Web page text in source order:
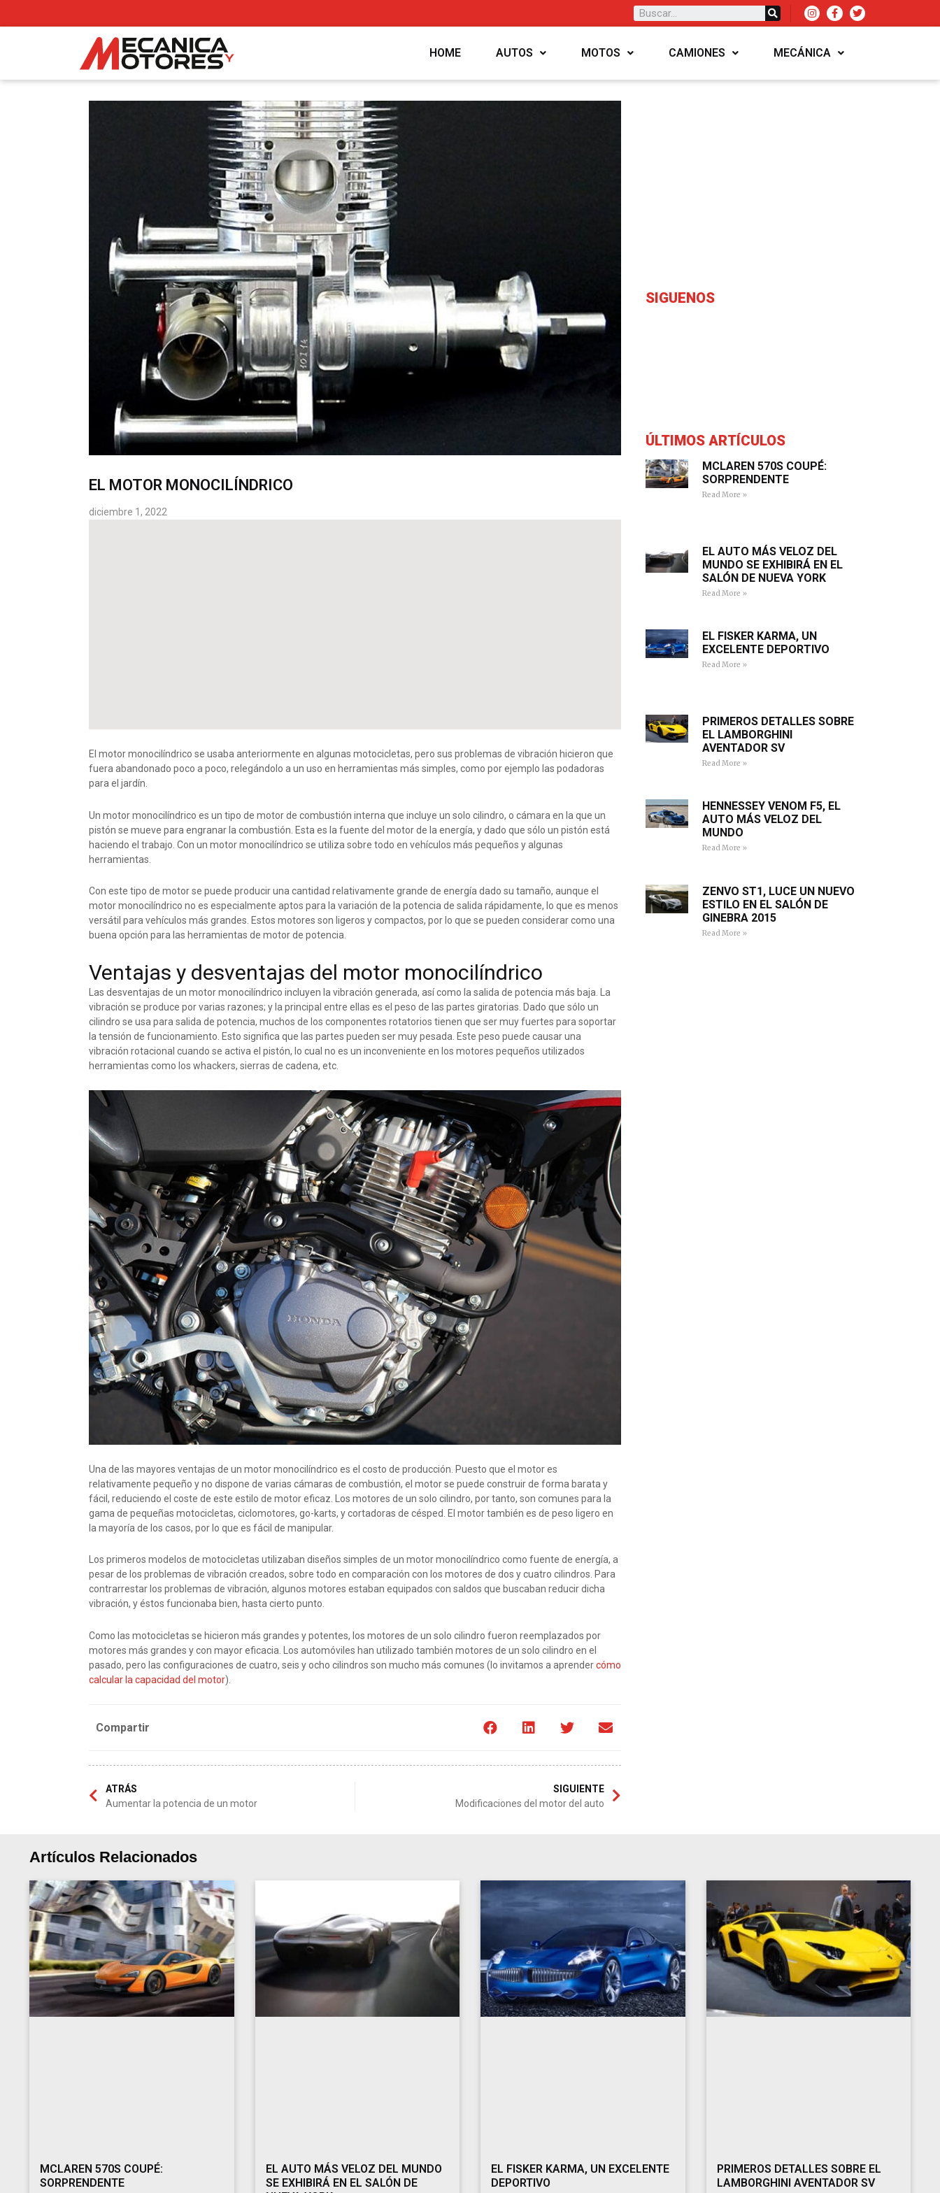
HOME AUTOS MOTOS CAMIONES MECÁNICA
EL MOTOR MONOCILÍNDRICO
diciembre 1, 2022
El motor monocilíndrico se usaba anteriormente en algunas motocicletas, pero sus problemas de vibración hicieron que
fuera abandonado poco a poco, relegándolo a un uso en herramientas más simples, como por ejemplo las podadoras
para el jardín.
Un motor monocilíndrico es un tipo de motor de combustión interna que incluye un solo cilindro, o cámara en la que un
pistón se mueve para engranar la combustión. Esta es la fuente del motor de la energía, y dado que sólo un pistón está
haciendo el trabajo. Con un motor monocilíndrico se utiliza sobre todo en vehículos más pequeños y algunas
herramientas.
Con este tipo de motor se puede producir una cantidad relativamente grande de energía dado su tamaño, aunque el
motor monocilíndrico no es especialmente aptos para la variación de la potencia de salida rápidamente, lo que es menos
versátil para vehículos más grandes. Estos motores son ligeros y compactos, por lo que se pueden considerar como una
buena opción para las herramientas de motor de potencia.
Ventajas y desventajas del motor monocilíndrico
Las desventajas de un motor monocilíndrico incluyen la vibración generada, así como la salida de potencia más baja. La
vibración se produce por varias razones; y la principal entre ellas es el peso de las partes giratorias. Dado que sólo un
cilindro se usa para salida de potencia, muchos de los componentes rotatorios tienen que ser muy fuertes para soportar
la tensión de funcionamiento. Esto significa que las partes pueden ser muy pesada. Este peso puede causar una
vibración rotacional cuando se activa el pistón, lo cual no es un inconveniente en los motores pequeños utilizados
herramientas como los whackers, sierras de cadena, etc.
Una de las mayores ventajas de un motor monocilíndrico es el costo de producción. Puesto que el motor es
relativamente pequeño y no dispone de varias cámaras de combustión, el motor se puede construir de forma barata y
fácil, reduciendo el coste de este estilo de motor eficaz. Los motores de un solo cilindro, por tanto, son comunes para la
gama de pequeñas motocicletas, ciclomotores, go-karts, y cortadoras de césped. El motor también es de peso ligero en
la mayoría de los casos, por lo que es fácil de manipular.
Los primeros modelos de motocicletas utilizaban diseños simples de un motor monocilíndrico como fuente de energía, a
pesar de los problemas de vibración creados, sobre todo en comparación con los motores de dos y cuatro cilindros. Para
contrarrestar los problemas de vibración, algunos motores estaban equipados con saldos que buscaban reducir dicha
vibración, y éstos funcionaba bien, hasta cierto punto.
Como las motocicletas se hicieron más grandes y potentes, los motores de un solo cilindro fueron reemplazados por
motores más grandes y con mayor eficacia. Los automóviles han utilizado también motores de un solo cilindro en el
pasado, pero las configuraciones de cuatro, seis y ocho cilindros son mucho más comunes (lo invitamos a aprendercómo
calcular la capacidad del motor).
Compartir
ATRÁS
Aumentar la potencia de un motor
SIGUIENTE
Modificaciones del motor del auto
SIGUENOS
ÚLTIMOS ARTÍCULOS
MCLAREN 570S COUPÉ:
SORPRENDENTE
Read More »
EL AUTO MÁS VELOZ DEL
MUNDO SE EXHIBIRÁ EN EL
SALÓN DE NUEVA YORK
Read More »
EL FISKER KARMA, UN
EXCELENTE DEPORTIVO
Read More »
PRIMEROS DETALLES SOBRE
EL LAMBORGHINI
AVENTADOR SV
Read More »
HENNESSEY VENOM F5, EL
AUTO MÁS VELOZ DEL
MUNDO
Read More »
ZENVO ST1, LUCE UN NUEVO
ESTILO EN EL SALÓN DE
GINEBRA 2015
Read More »
Artículos Relacionados
MCLAREN 570S COUPÉ:
SORPRENDENTE
EL AUTO MÁS VELOZ DEL MUNDO
SE EXHIBIRÁ EN EL SALÓN DE
EL FISKER KARMA, UN EXCELENTE
DEPORTIVO
PRIMEROS DETALLES SOBRE EL
LAMBORGHINI AVENTADOR SV